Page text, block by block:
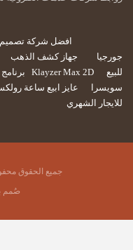
افضل شركة تصميم
جورجيا
جهاز كشف الذهب
للبيع
Klayzer Max 2D
سويسرا
عايز ابيع ساعة
للايجار الشهري
جميع الحقوق محفوظة © 2026 -
صُمم